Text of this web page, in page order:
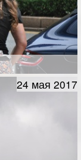
24 мая 2017